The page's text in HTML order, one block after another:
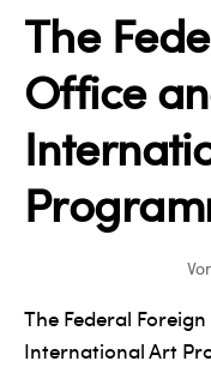
The
Office
The Federal
International Art